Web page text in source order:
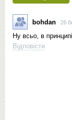
bohdan 26
Ну всьо, в
Відповісти